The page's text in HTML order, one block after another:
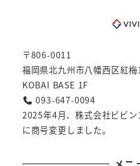
〒806-0011
福岡県北九州市八幡西区紅
KOBAI BASE 1F
093-647-0094
2025年4月、株式会社ビビン
に商号変更しました。